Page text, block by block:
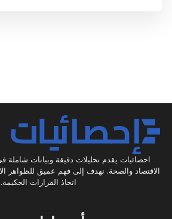
احصائيات يقدم تحليلات دقيقة وبيانات شاملة
الاقتصاد والصحة. نهدف إلى فهم عميق للظواهر
اتخاذ القرارات الحكيمة.